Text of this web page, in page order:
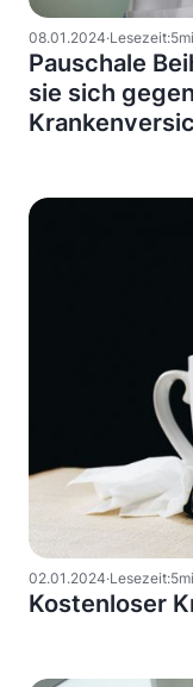
08.01 .2024·Lesezeit:5
Pauschale
sie sich
02.01 .2024·Lesezeit:5
Kostenloser